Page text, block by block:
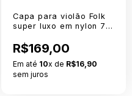
Capa para violão Folk
super luxo em nylon 70
R$169,00
Em até 10x de R$16,90
sem juros